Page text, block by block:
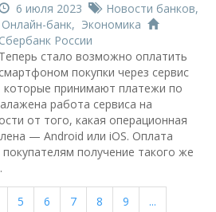
6 июля 2023 Новости банков,
Онлайн-банк, Экономика
Сбербанк России
Теперь стало возможно оплатить
смартфоном покупки через сервис
которые принимают платежи по
работа сервиса на
от того, какая операционная
— Android или iOS. Оплата
получение такого же
5 6 7 8 9
...